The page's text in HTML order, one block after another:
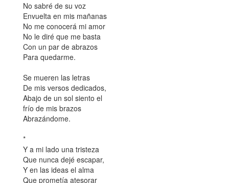
No sabré de su voz
Envuelta en mis mañanas
No me conocerá mi amor
No le diré que me basta
Con un par de abrazos
Para quedarme.
Se mueren las letras
De mis versos dedicados,
Abajo de un sol siento el
frío de mis brazos
Abrazándome.
*
Y a mi lado una tristeza
Que nunca dejé escapar,
Y en las ideas el alma
Que prometía atesorar